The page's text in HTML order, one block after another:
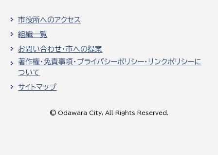
市役所へのアクセス
組織一覧
お問い合わせ・市への提案
著作権・免責事項・プライバシーポリシー・リンクポリシーに
ついて
サイトマップ
© Odawara City, All Rights Reserved.